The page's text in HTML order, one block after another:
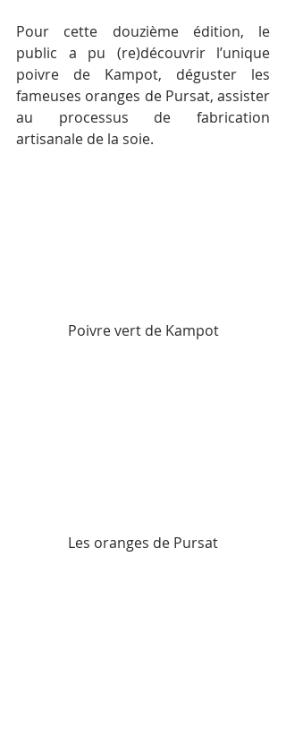
Pour cette douzième édition, le
public a pu (re)découvrir l’unique
poivre de Kampot, déguster les
fameuses oranges de Pursat, assister
au processus de fabrication
artisanale de la soie.
Poivre vert de Kampot
Les oranges de Pursat